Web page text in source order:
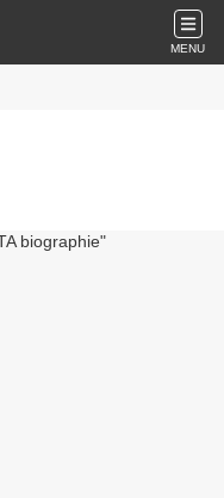
MENU